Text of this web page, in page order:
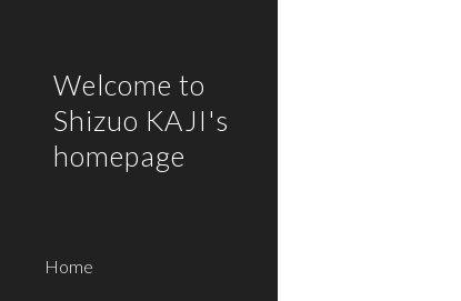
Welcome to
Shizuo KAJI's
homepage
Home